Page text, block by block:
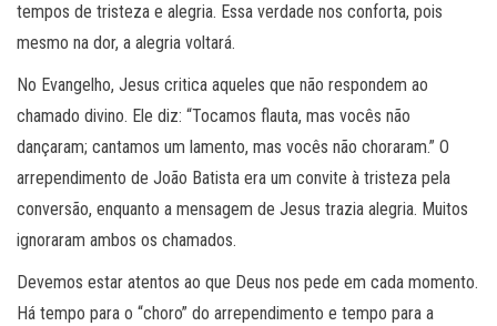
tempos de tristeza e alegria. Essa verdade nos conforta, pois
mesmo na dor, a alegria voltará.
No Evangelho, Jesus critica aqueles que não respondem ao
chamado divino. Ele diz: “Tocamos flauta, mas vocês não
dançaram; cantamos um lamento, mas vocês não choraram.” O
arrependimento de João Batista era um convite à tristeza pela
conversão, enquanto a mensagem de Jesus trazia alegria. Muitos
ignoraram ambos os chamados.
Devemos estar atentos ao que Deus nos pede em cada momento.
Há tempo para o “choro” do arrependimento e tempo para a